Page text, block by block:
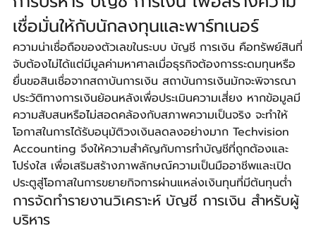
เชื่อมั่นให้กับนักลงทุนและพาร์ทเนอร์
ความน่าเชื่อถือของตัวเลขในระบบ บัญชี การเงิน คือทรัพย์สินที่
จับต้องไม่ได้แต่มีมูลค่ามหาศาลเมื่อธุรกิจต้องการระดมทุนหรือ
ยื่นขอสินเชื่อจากสถาบันการเงิน สถาบันการเงินมักจะพิจารณา
ประวัติทางการเงินย้อนหลังเพื่อประเมินความเสี่ยง หากข้อมูลมี
ความสับสนหรือไม่สอดคล้องกับสภาพความเป็นจริง จะทำให้
โอกาสในการได้รับอนุมัติวงเงินลดลงอย่างมาก Techvision
Accounting จึงให้ความสำคัญกับการทำบัญชีที่ถูกต้องและ
โปร่งใส เพื่อเสริมสร้างภาพลักษณ์ความเป็นมืออาชีพและเปิด
ประตูสู่โอกาสในการขยายกิจการผ่านแหล่งเงินทุนที่มีต้นทุนต่ำ
การจัดทำรายงานวิเคราะห์ บัญชี การเงิน สำหรับผู้
บริหาร